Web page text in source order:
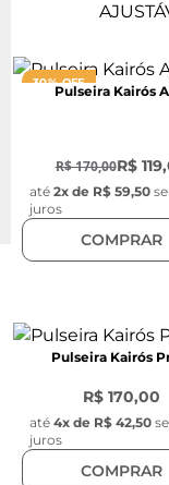
30% OFF
Pulseira Kairós
R$ 170,00R$
até 2x de R$ 59,50
juros
COMPRAR
Pulseira Kairós
R$ 170,00
até 4x de R$ 42,50
juros
COMPRAR